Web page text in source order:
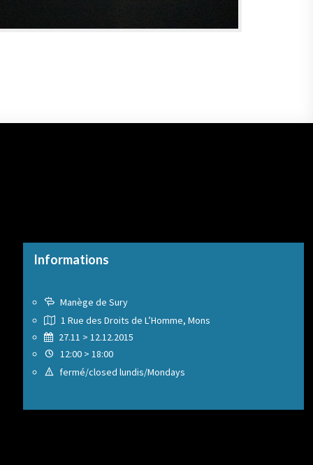
Informations
Manège de Sury
1 Rue des Droits de L’Homme, Mons
27.11 > 12.12.2015
12:00 > 18:00
fermé/closed lundis/Mondays